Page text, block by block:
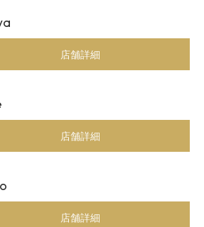
店舗詳細
店舗詳細
店舗詳細